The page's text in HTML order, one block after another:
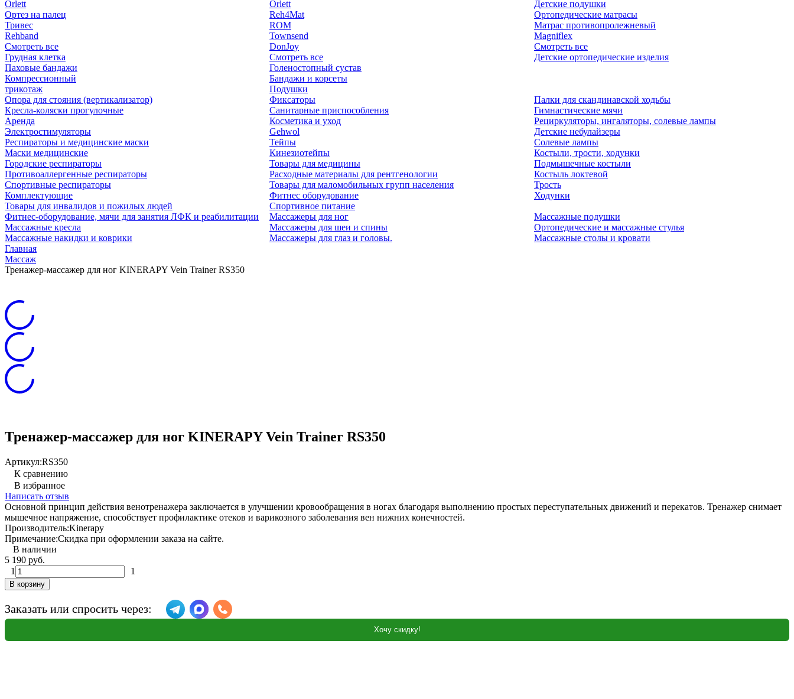
Orlett
Ортез на палец
Тривес
Rehband
Смотреть все
Грудная клетка
Паховые бандажи
Orlett
Reh4Mat
ROM
Townsend
DonJoy
Смотреть все
Голеностопный сустав
Детские подушки
Ортопедические матрасы
Матрас противопролежневый
Magniflex
Смотреть все
Детские ортопедические изделия
Компрессионный
трикотаж
Бандажи и корсеты
Подушки
Опора для стояния (вертикализатор)
Кресла-коляски прогулочные
Аренда
Электростимуляторы
Респираторы и медицинские маски
Маски медицинские
Городские респираторы
Противоаллергенные респираторы
Спортивные респираторы
Комплектующие
Товары для инвалидов и пожилых людей
Фиксаторы
Санитарные приспособления
Косметика и уход
Gehwol
Тейпы
Кинезиотейпы
Товары для медицины
Расходные материалы для рентгенологии
Товары для маломобильных групп населения
Фитнес оборудование
Спортивное питание
Палки для скандинавской ходьбы
Гимнастические мячи
Рециркуляторы, ингаляторы, солевые лампы
Детские небулайзеры
Солевые лампы
Костыли, трости, ходунки
Подмышечные костыли
Костыль локтевой
Трость
Ходунки
Фитнес-оборудование, мячи для занятия ЛФК и реабилитации
Массажные кресла
Массажные накидки и коврики
Массажеры для ног
Массажеры для шеи и спины
Массажеры для глаз и головы.
Массажные подушки
Ортопедические и массажные стулья
Массажные столы и кровати
Главная
Массаж
Тренажер-массажер для ног KINERAPY Vein Trainer RS350
Тренажер-массажер для ног KINERAPY Vein Trainer RS350
Артикул:RS350
К сравнению
В избранное
Написать отзыв
Основной принцип действия венотренажера заключается в улучшении кровообращения в ногах благодаря выполнению простых переступательных движений и перекатов. Тренажер снимает
мышечное напряжение, способствует профилактике отеков и варикозного заболевания вен нижних конечностей.
Производитель:Kinerapy
Примечание:Скидка при оформлении заказа на сайте.
В наличии
5 190 руб.
1
1
В корзину
Заказать или спросить через:
Хочу скидку!